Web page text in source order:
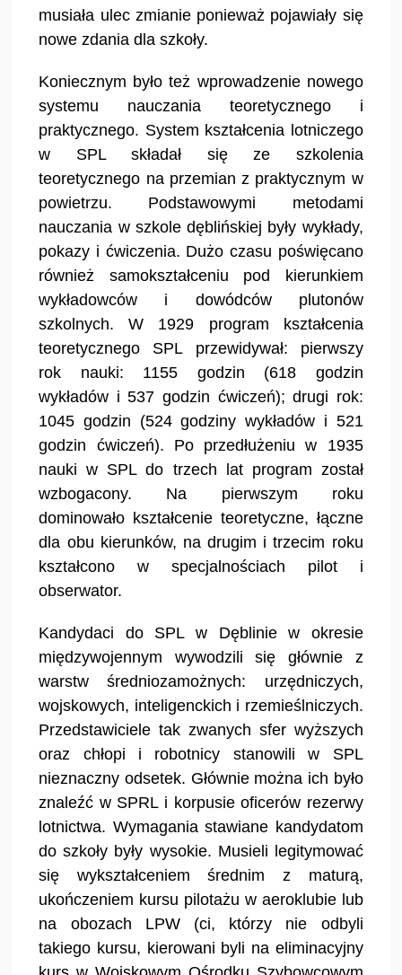
musiała ulec zmianie ponieważ pojawiały się
nowe zdania dla szkoły.
Koniecznym było też wprowadzenie nowego
systemu nauczania teoretycznego i
praktycznego. System kształcenia lotniczego
w SPL składał się ze szkolenia
teoretycznego na przemian z praktycznym w
powietrzu. Podstawowymi metodami
nauczania w szkole dęblińskiej były wykłady,
pokazy i ćwiczenia. Dużo czasu poświęcano
również samokształceniu pod kierunkiem
wykładowców i dowódców plutonów
szkolnych. W 1929 program kształcenia
teoretycznego SPL przewidywał: pierwszy
rok nauki: 1155 godzin (618 godzin
wykładów i 537 godzin ćwiczeń); drugi rok:
1045 godzin (524 godziny wykładów i 521
godzin ćwiczeń). Po przedłużeniu w 1935
nauki w SPL do trzech lat program został
wzbogacony. Na pierwszym roku
dominowało kształcenie teoretyczne, łączne
dla obu kierunków, na drugim i trzecim roku
kształcono w specjalnościach pilot i
obserwator.
Kandydaci do SPL w Dęblinie w okresie
międzywojennym wywodzili się głównie z
warstw średniozamożnych: urzędniczych,
wojskowych, inteligenckich i rzemieślniczych.
Przedstawiciele tak zwanych sfer wyższych
oraz chłopi i robotnicy stanowili w SPL
nieznaczny odsetek. Głównie można ich było
znaleźć w SPRL i korpusie oficerów rezerwy
lotnictwa. Wymagania stawiane kandydatom
do szkoły były wysokie. Musieli legitymować
się wykształceniem średnim z maturą,
ukończeniem kursu pilotażu w aeroklubie lub
na obozach LPW (ci, którzy nie odbyli
takiego kursu, kierowani byli na eliminacyjny